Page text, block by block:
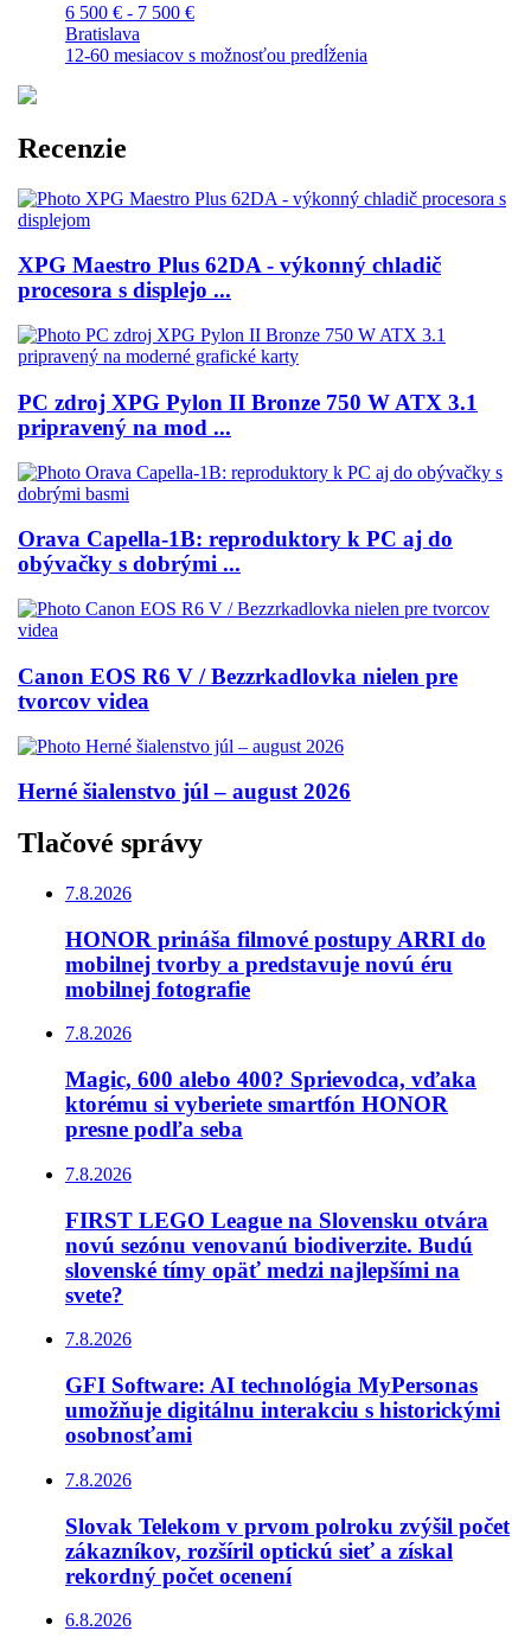
6 500 € - 7 500 €
Bratislava
12-60 mesiacov s možnosťou predĺženia
Recenzie
XPG Maestro Plus 62DA - výkonný chladič
procesora s displejo ...
PC zdroj XPG Pylon II Bronze 750 W ATX 3.1
pripravený na mod ...
Orava Capella-1B: reproduktory k PC aj do
obývačky s dobrými ...
Canon EOS R6 V / Bezzrkadlovka nielen pre
tvorcov videa
Herné šialenstvo júl – august 2026
Tlačové správy
7.8.2026
HONOR prináša filmové postupy ARRI do
mobilnej tvorby a predstavuje novú éru
mobilnej fotografie
7.8.2026
Magic, 600 alebo 400? Sprievodca, vďaka
ktorému si vyberiete smartfón HONOR
presne podľa seba
7.8.2026
FIRST LEGO League na Slovensku otvára
novú sezónu venovanú biodiverzite. Budú
slovenské tímy opäť medzi najlepšími na
svete?
7.8.2026
GFI Software: AI technológia MyPersonas
umožňuje digitálnu interakciu s historickými
osobnosťami
7.8.2026
Slovak Telekom v prvom polroku zvýšil počet
zákazníkov, rozšíril optickú sieť a získal
rekordný počet ocenení
6.8.2026